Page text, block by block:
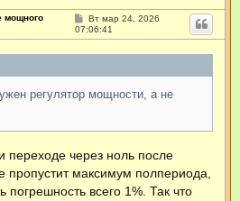
мощного
С
о
о
и
Вт мар 24, 2026
07:06:41
регулятор мощности, а не
переходе через ноль после
максимум полпериода,
погрешность всего 1%. Так что